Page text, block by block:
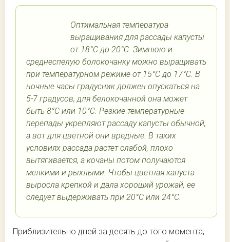
Оптимальная температура
выращивания для рассады капусты
от 18°С до 20°С. Зимнюю и
среднеспелую болокочанку можно выращивать
при температурном режиме от 15°С до 17°С. В
ночные часы градусник должен опускаться на
5-7 градусов, для белокочанной она может
быть 8°С или 10°С. Резкие температурные
перепады укрепляют рассаду капусты обычной,
а вот для цветной они вредные. В таких
условиях рассада растет слабой, плохо
вытягивается, а кочаны потом получаются
мелкими и рыхлыми. Чтобы цветная капуста
выросла крепкой и дала хороший урожай, ее
следует выдерживать при 20°С или 24°С.
Приблизительно дней за десять до того момента,